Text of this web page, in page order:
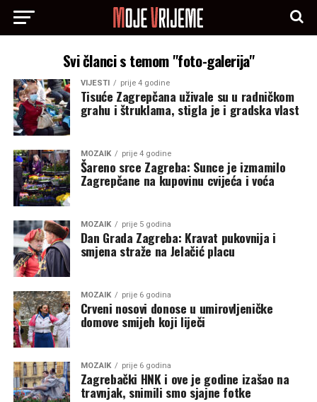
Svi članci s temom "foto-galerija"
VIJESTI prije 4 godine
Tisuće Zagrepčana uživale su u radničkom
grahu i štruklama, stigla je i gradska vlast
MOZAIK prije 4 godine
Šareno srce Zagreba: Sunce je izmamilo
Zagrepčane na kupovinu cvijeća i voća
MOZAIK prije 5 godina
Dan Grada Zagreba: Kravat pukovnija i
smjena straže na Jelačić placu
MOZAIK prije 6 godina
Crveni nosovi donose u umirovljeničke
domove smijeh koji liječi
MOZAIK prije 6 godina
Zagrebački HNK i ove je godine izašao na
travnjak, snimili smo sjajne fotke